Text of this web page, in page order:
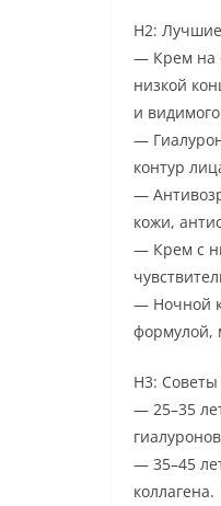
H2:
— Крем на
низкой
и
—
контур
—
кожи,
— Крем с
— Ночной
формулой,
H3:
— 25–35
— 35–45
коллагена.